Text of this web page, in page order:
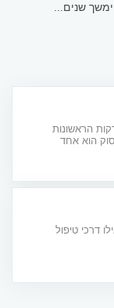
שנים...
הראשונות
הוא אחד
דרכי טיפול